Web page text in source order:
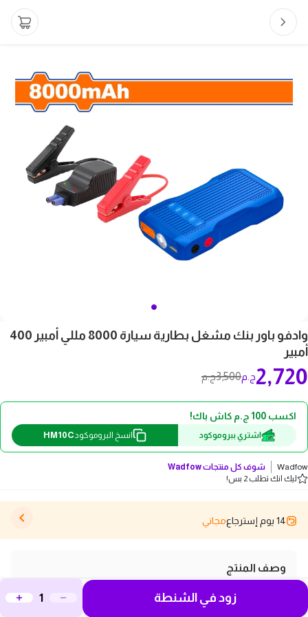
وادفو باور بنك مشغل بطارية سيارة 8000 مللي أمبير 400
أمبير
3,500ج.م 2,720ج.م
اكسب 100 ج.م كاش باك!
اشتري ببروموكود انسخ البروموكود HM10C
Wadfow شوف كل منتجاتWadfow
ليك انك تطلب 2 بس!
14 يوم إسترجاع مجاني
وصف المنتج
ودّع قلق تعطل بطارية سيارتك مع باور بنك وادفو القوي.
زود في الشنطة